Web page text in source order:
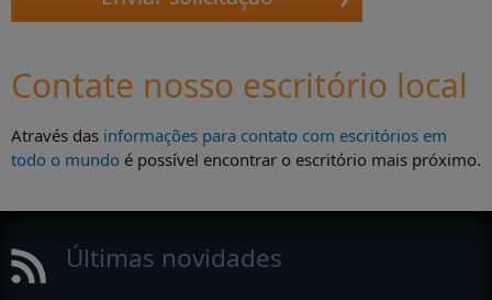
Contate nosso escritório local
Através das informações para contato com escritórios em
todo o mundo é possível encontrar o escritório mais próximo.
Últimas novidades